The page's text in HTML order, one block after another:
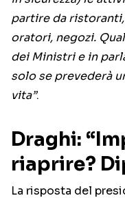
partire da
oratori, negozi.
dei Ministri e in
solo se prevederà
vita”.
Draghi:
riaprire?
La risposta del